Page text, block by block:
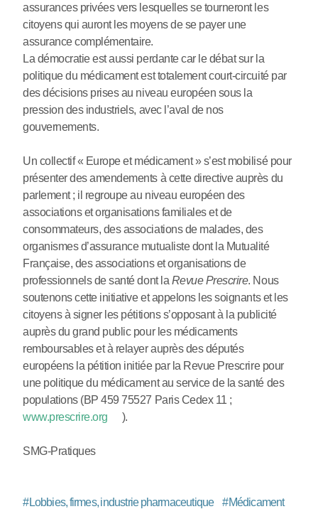
assurances privées vers lesquelles se tourneront les
citoyens qui auront les moyens de se payer une
assurance complémentaire.
La démocratie est aussi perdante car le débat sur la
politique du médicament est totalement court-circuité par
des décisions prises au niveau européen sous la
pression des industriels, avec l’aval de nos
gouvernements.
Un collectif « Europe et médicament » s’est mobilisé pour
présenter des amendements à cette directive auprès du
parlement ; il regroupe au niveau européen des
associations et organisations familiales et de
consommateurs, des associations de malades, des
organismes d’assurance mutualiste dont la Mutualité
Française, des associations et organisations de
professionnels de santé dont la Revue Prescrire. Nous
soutenons cette initiative et appelons les soignants et les
citoyens à signer les pétitions s’opposant à la publicité
auprès du grand public pour les médicaments
remboursables et à relayer auprès des députés
européens la pétition initiée par la Revue Prescrire pour
une politique du médicament au service de la santé des
populations (BP 459 75527 Paris Cedex 11 ;
www.prescrire.org
).
SMG-Pratiques
#Lobbies, firmes, industrie pharmaceutique #Médicament